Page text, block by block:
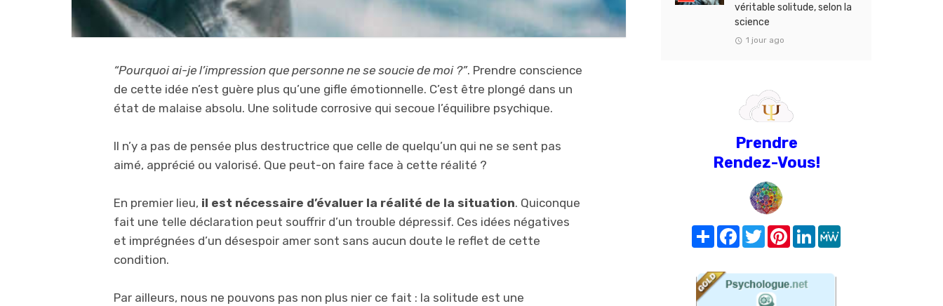
“Pourquoi ai-je l’impression que personne ne se soucie de moi ?”. Prendre conscience
de cette idée n’est guère plus qu’une gifle émotionnelle. C’est être plongé dans un
état de malaise absolu. Une solitude corrosive qui secoue l’équilibre psychique.
Il n’y a pas de pensée plus destructrice que celle de quelqu’un qui ne se sent pas
aimé, apprécié ou valorisé. Que peut-on faire face à cette réalité ?
En premier lieu, il est nécessaire d’évaluer la réalité de la situation. Quiconque
fait une telle déclaration peut souffrir d’un trouble dépressif. Ces idées négatives
et imprégnées d’un désespoir amer sont sans aucun doute le reflet de cette
condition.
Par ailleurs, nous ne pouvons pas non plus nier ce fait : la solitude est une
véritable solitude, selon la
science
1 jour ago
Prendre
Rendez-Vous!
Share FacebookTwitterPinterest
LinkedIn